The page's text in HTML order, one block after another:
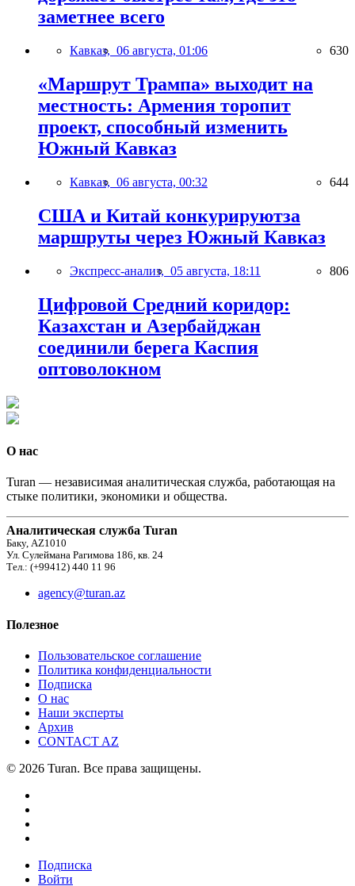
заметнее всего
Кавказ, 06 августа, 01:06 630
«Маршрут Трампа» выходит на
местность: Армения торопит
проект, способный изменить
Южный Кавказ
Кавказ, 06 августа, 00:32 644
США и Китай конкурируютза
маршруты через Южный Кавказ
Экспресс-анализ, 05 августа, 18:11 806
Цифровой Средний коридор:
Казахстан и Азербайджан
соединили берега Каспия
оптоволокном
О нас
Turan — независимая аналитическая служба, работающая на
стыке политики, экономики и общества.
Аналитическая служба Turan
Баку, AZ1010
Ул. Сулеймана Рагимова 186, кв. 24
Тел.: (+99412) 440 11 96
agency@turan.az
Полезное
Пользовательское соглашение
Политика конфиденциальности
Подписка
О нас
Наши эксперты
Архив
CONTACT AZ
© 2026 Turan. Все права защищены.
Подписка
Войти